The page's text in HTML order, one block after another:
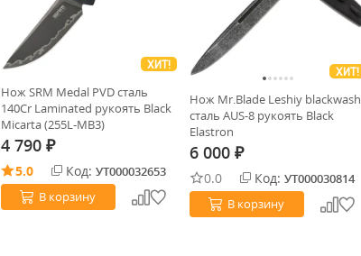
ХИТ!
Нож SRM Medal PVD сталь
140Cr Laminated рукоять Black
Micarta (255L-MB3)
4 790 ₽
5.0 Код: УТ000032653
В корзину
ХИТ!
Нож Mr.Blade Leshiy blackwash
сталь AUS-8 рукоять Black
Elastron
6 000 ₽
0.0 Код: УТ000030814
В корзину